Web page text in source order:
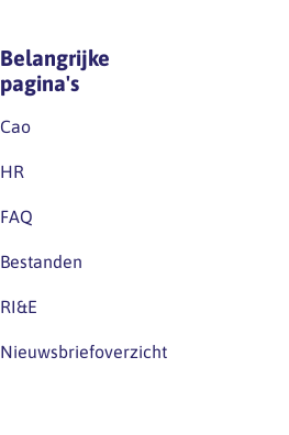
Belangrijke
pagina's
Cao
HR
FAQ
Bestanden
RI&E
Nieuwsbriefoverzicht